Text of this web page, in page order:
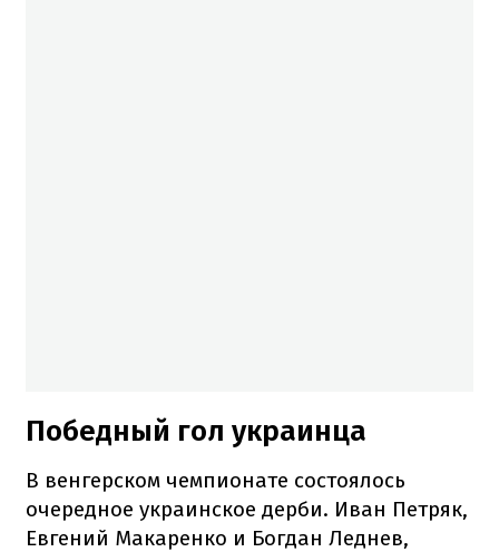
Победный гол украинца
В венгерском чемпионате состоялось
очередное украинское дерби. Иван Петряк,
Евгений Макаренко и Богдан Леднев,